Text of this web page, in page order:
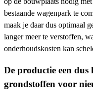
bestaande wagenpark te
maak je daar dus optimaal
langer meer te verstoffen,
onderhoudskosten kan
De productie een
grondstoffen voor